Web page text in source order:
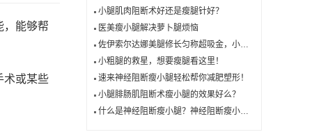
，能够帮
术或某些
小腿肌肉阻断术好还是瘦腿针好？
医美瘦小腿解决萝卜腿烦恼
佐伊索尔达娜美腿修长匀称超吸金，小腿神经阻断术告别萝卜腿困扰
小粗腿的救星，想要瘦腿看这里！
速来神经阻断瘦小腿轻松帮你减肥塑形！
小腿腓肠肌阻断术瘦小腿的效果好么？
什么是神经阻断瘦小腿？神经阻断瘦小腿适合哪些人群？